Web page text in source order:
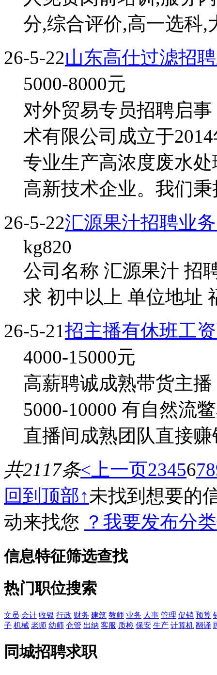
分,综合评价,高一选科,
26-5-22山东高仕过滤招
5000-8000元
对外贸易专员招聘启
术有限公司成立于
专业生产高浓度废水
高新技术企业。我们
26-5-22汇源果汁招聘业
kg820
公司名称 汇源果汁 招
求 初中以上 单位地址
26-5-21招主播有休班工
4000-15000元
高薪聘诚成熟带货主
5000-10000 有自然流
直播间成熟团队直接
共2117条<上一页2345678
回到顶部↑未找到想要的
动来找您 ？我要发布分
信息特征筛选查找
热门职位搜索
文员 会计 收银 行政 财务 建筑 教师 业务 人事 管理 促销 预算
子 机械 老师 幼师 仓管 出纳 客服 质检 保安 生产 计算机 翻译
同城招聘求职